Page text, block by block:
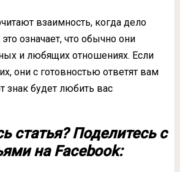
взаимность, когда дело
означает, что обычно они
и любящих отношениях. Если
они с готовностью ответят вам
знак будет любить вас
статья? Поделитесь с
на Facebook: